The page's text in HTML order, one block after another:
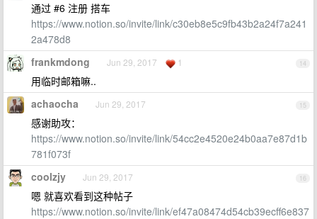
通过 #6 注册 搭车
https://www.notion.so/invite/link/c30eb8e5c9fb43b2a24f7a241
2a478d8
14
frankmdong Jun 29, 2017 1
用临时邮箱嘛..
15
achaocha Jun 29, 2017
感谢助攻：
https://www.notion.so/invite/link/54cc2e4520e24b0aa7e87d1b
781f073f
16
coolzjy Jun 29, 2017
嗯 就喜欢看到这种帖子
https://www.notion.so/invite/link/ef47a08474d54cb39ecff6e837